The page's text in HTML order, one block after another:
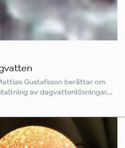
Gustafsson berättar om
av dagvattenlösningar...